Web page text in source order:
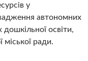
у
автономних
освіти,
міської ради.